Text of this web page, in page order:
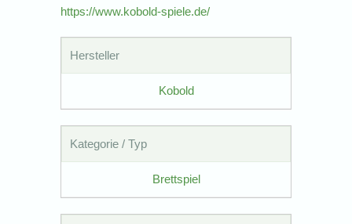
https://www.kobold-spiele.de/
Hersteller
Kobold
Kategorie / Typ
Brettspiel